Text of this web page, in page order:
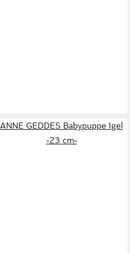
ANNE GEDDES Babypuppe Igel
-23 cm-